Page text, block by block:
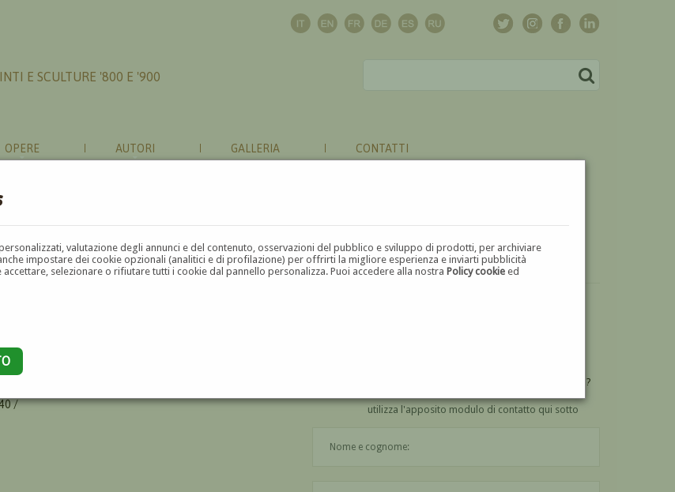
valutazione degli annunci e del contenuto, osservazioni del pubblico e sviluppo di prodotti, per archiviare
impostare dei cookie opzionali (analitici e di profilazione) per offrirti la migliore esperienza e inviarti pubblicità
selezionare o rifiutare tutti i cookie dal pannello personalizza. Puoi accedere alla nostraPolicy cookie ed
E SCULTURE '800 E '900
OPERE AUTORI GALLERIA CONTATTI
/
UN'OPERA DI VITO TONGIANI?
utilizza l'apposito modulo di contatto qui sotto